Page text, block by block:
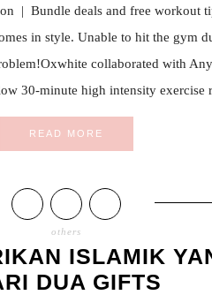
| Bundle deals and free workout
in style. Unable to hit the gym
collaborated with
30-minute high intensity exercise
READ MORE
others
ISLAMIK
DUA GIFTS